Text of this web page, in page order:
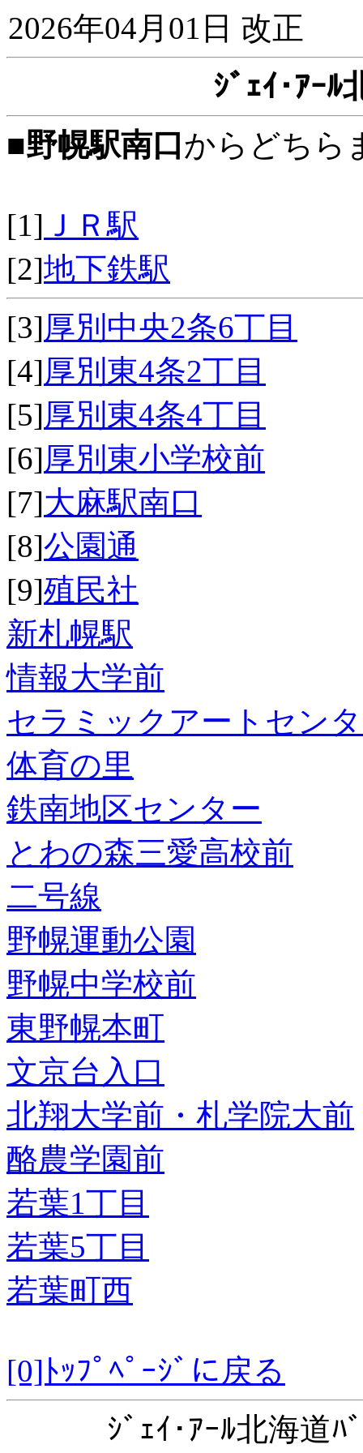
2026年04月01日 改正
ｼﾞｪｲ･ｱｰﾙ
■野幌駅南口 からどちら
[1] ＪＲ駅
[2]地下鉄駅
[3]厚別中央2条6丁目
[4]厚別東4条2丁目
[5]厚別東4条4丁目
[6]厚別東小学校前
[7]大麻駅南口
[8]公園通
[9]殖民社
新札幌駅
情報大学前
セラミックアートセン
体育の里
鉄南地区センター
とわの森三愛高校前
二号線
野幌運動公園
野幌中学校前
東野幌本町
文京台入口
北翔大学前・札学院大前
酪農学園前
若葉1丁目
若葉5丁目
若葉町西
[0]ﾄｯﾌﾟﾍﾟｰｼﾞに戻る
ｼﾞｪｲ･ｱｰﾙ北海道